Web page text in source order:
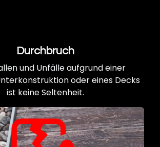
Durchbruch
und Unfälle aufgrund einer
oder eines Decks
ist keine Seltenheit.